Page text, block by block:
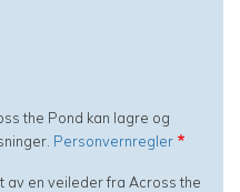
the Pond kan lagre og
Personvernregler
av en veileder fra Across the